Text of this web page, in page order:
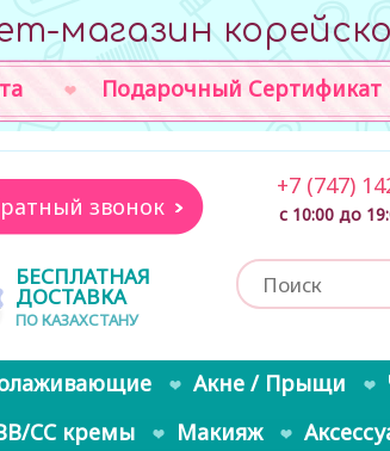
магазин
Подарочный Сертификат
звонок
БЕСПЛАТНАЯ
ДОСТАВКА
ПО КАЗАХСТАНУ
+7 (747)
с 10:00 до
Акне / Прыщи
CC кремы Макияж